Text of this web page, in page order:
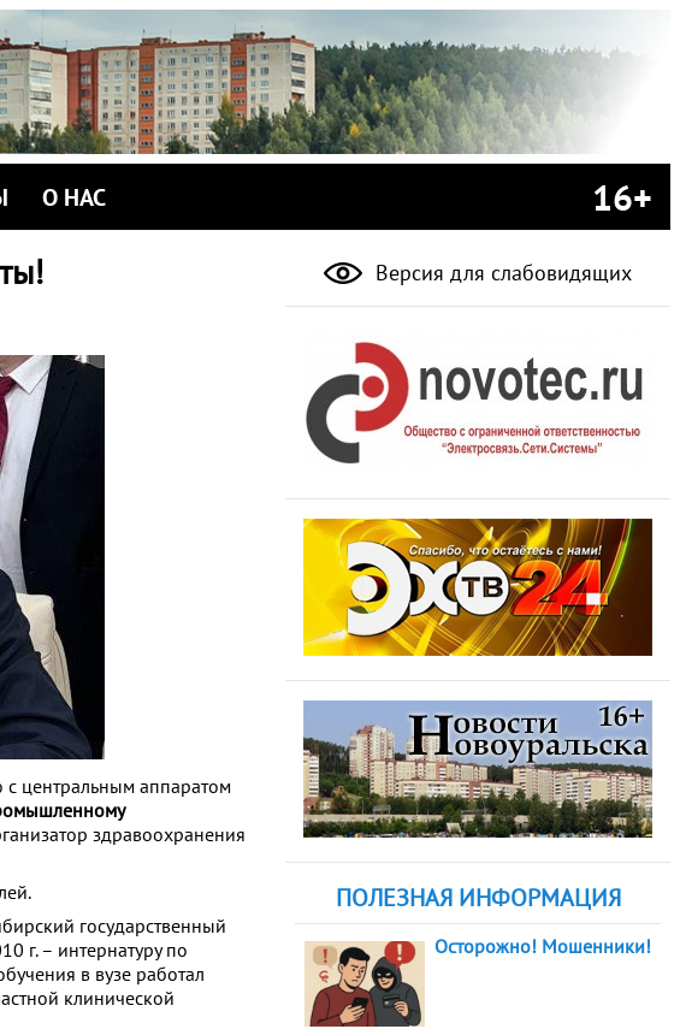
О НАС 16+
центральным аппаратом
здравоохранения
государственный
г. – интернатуру по
в вузе работал
клинической
Версия для слабовидящих
ПОЛЕЗНАЯ ИНФОРМАЦИЯ
Осторожно! Мошенники!